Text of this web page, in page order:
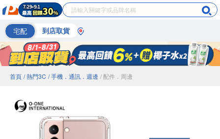
宅配 到店取貨
首頁 / 熱門3C / 手機．通訊．週邊 / 配件．周邊